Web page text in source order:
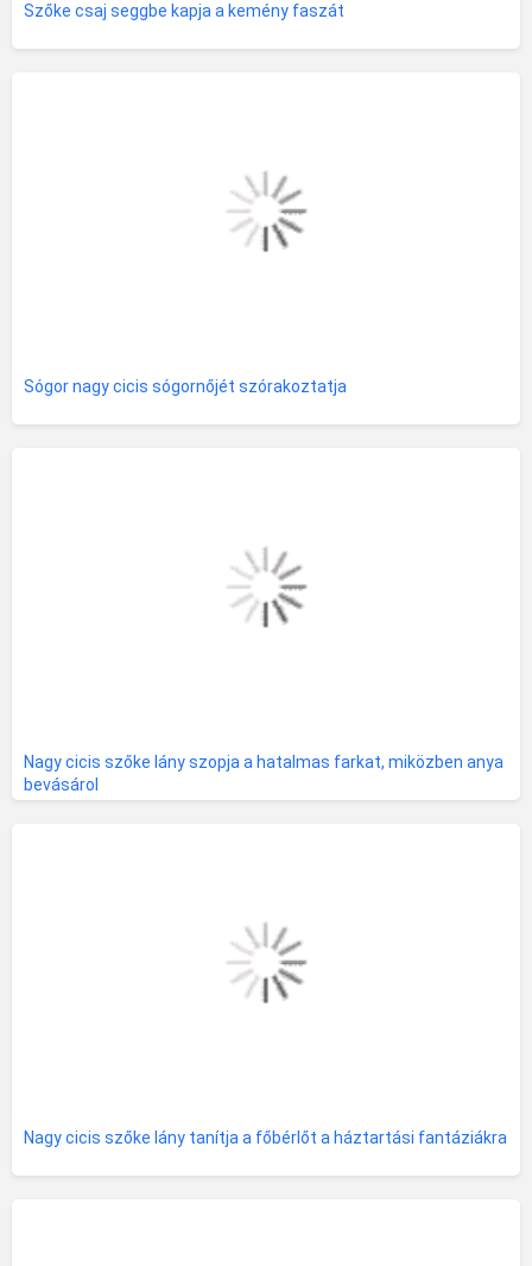
Szőke csaj seggbe kapja a kemény faszát
Sógor nagy cicis sógornőjét szórakoztatja
Nagy cicis szőke lány szopja a hatalmas farkat, miközben anya
bevásárol
Nagy cicis szőke lány tanítja a főbérlőt a háztartási fantáziákra